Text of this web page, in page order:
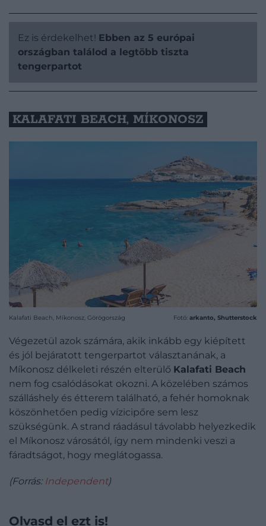
Ez is érdekelhet! Ebben az 5 európai
országban találod a legtöbb tiszta
tengerpartot
KALAFATI BEACH, MÍKONOSZ
Kalafati Beach, Míkonosz, Görögország Fotó: arkanto, Shutterstock
Végezetül azok számára, akik inkább egy kiépített
és jól bejáratott tengerpartot választanának, a
Míkonosz délkeleti részén elterülő Kalafati Beach
nem fog csalódásokat okozni. A közelében számos
szálláshely és étterem található, a fehér homoknak
köszönhetően pedig vízicipőre sem lesz
szükségünk. A strand ráadásul távolabb helyezkedik
el Míkonosz városától, így nem mindenki veszi a
fáradtságot, hogy meglátogassa.
(Forrás: Independent)
Olvasd el ezt is!